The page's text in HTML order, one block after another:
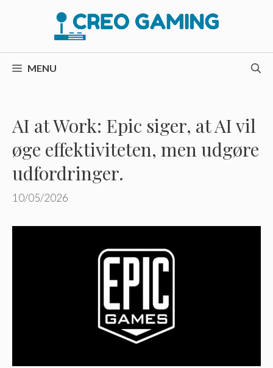
MENU
AI at Work: Epic siger, at AI vil
øge effektiviteten, men udgøre
udfordringer.
10/05/2026